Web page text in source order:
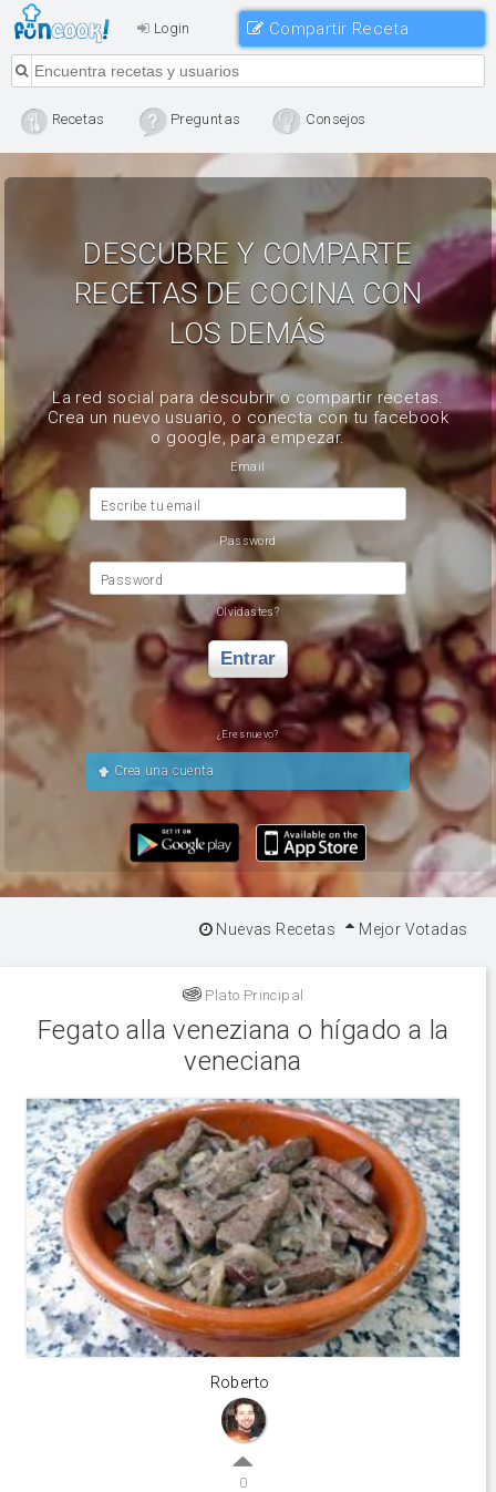
Login
Recetas Preguntas Consejos
DESCUBRE Y COMPARTE
RECETAS DE COCINA CON
LOS DEMÁS
La red social para descubrir o compartir recetas.
Crea un nuevo usuario, o conecta con tu facebook
o google, para empezar.
Email
Escribe tu email
Password
Password
Olvidastes?
Entrar
¿Eres nuevo?
Crea una cuenta
Compartir Receta
Nuevas Recetas Mejor Votadas
Plato Principal
Fegato alla veneziana o hígado a la
veneciana
Roberto
0